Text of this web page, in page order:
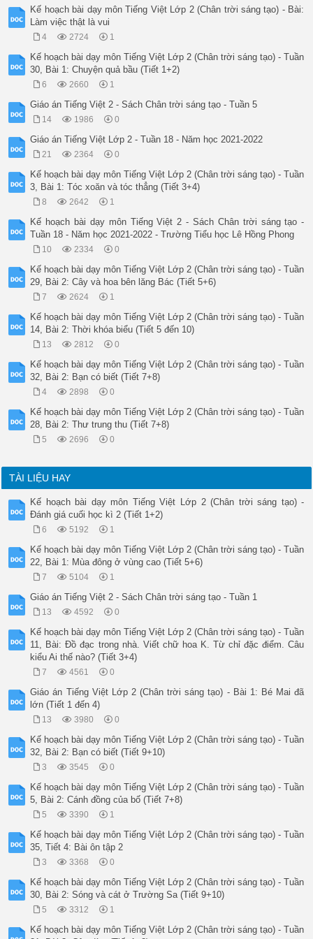
Kế hoạch bài dạy môn Tiếng Việt Lớp 2 (Chân trời sáng tạo) - Bài:
Làm việc thật là vui
4 2724 1
Kế hoạch bài dạy môn Tiếng Việt Lớp 2 (Chân trời sáng tạo) - Tuần
30, Bài 1: Chuyện quả bầu (Tiết 1+2)
6 2660 1
Giáo án Tiếng Việt 2 - Sách Chân trời sáng tạo - Tuần 5
14 1986 0
Giáo án Tiếng Việt Lớp 2 - Tuần 18 - Năm học 2021-2022
21 2364 0
Kế hoạch bài dạy môn Tiếng Việt Lớp 2 (Chân trời sáng tạo) - Tuần
3, Bài 1: Tóc xoăn và tóc thẳng (Tiết 3+4)
8 2642 1
Kế hoạch bài dạy môn Tiếng Việt 2 - Sách Chân trời sáng tạo -
Tuần 18 - Năm học 2021-2022 - Trường Tiểu học Lê Hồng Phong
10 2334 0
Kế hoạch bài dạy môn Tiếng Việt Lớp 2 (Chân trời sáng tạo) - Tuần
29, Bài 2: Cây và hoa bên lăng Bác (Tiết 5+6)
7 2624 1
Kế hoạch bài dạy môn Tiếng Việt Lớp 2 (Chân trời sáng tạo) - Tuần
14, Bài 2: Thời khóa biểu (Tiết 5 đến 10)
13 2812 0
Kế hoạch bài dạy môn Tiếng Việt Lớp 2 (Chân trời sáng tạo) - Tuần
32, Bài 2: Bạn có biết (Tiết 7+8)
4 2898 0
Kế hoạch bài dạy môn Tiếng Việt Lớp 2 (Chân trời sáng tạo) - Tuần
28, Bài 2: Thư trung thu (Tiết 7+8)
5 2696 0
TÀI LIỆU HAY
Kế hoạch bài dạy môn Tiếng Việt Lớp 2 (Chân trời sáng tạo) -
Đánh giá cuối học kì 2 (Tiết 1+2)
6 5192 1
Kế hoạch bài dạy môn Tiếng Việt Lớp 2 (Chân trời sáng tạo) - Tuần
22, Bài 1: Mùa đông ở vùng cao (Tiết 5+6)
7 5104 1
Giáo án Tiếng Việt 2 - Sách Chân trời sáng tạo - Tuần 1
13 4592 0
Kế hoạch bài dạy môn Tiếng Việt Lớp 2 (Chân trời sáng tạo) - Tuần
11, Bài: Đồ đạc trong nhà. Viết chữ hoa K. Từ chỉ đặc điểm. Câu
kiểu Ai thế nào? (Tiết 3+4)
7 4561 0
Giáo án Tiếng Việt Lớp 2 (Chân trời sáng tạo) - Bài 1: Bé Mai đã
lớn (Tiết 1 đến 4)
13 3980 0
Kế hoạch bài dạy môn Tiếng Việt Lớp 2 (Chân trời sáng tạo) - Tuần
32, Bài 2: Bạn có biết (Tiết 9+10)
3 3545 0
Kế hoạch bài dạy môn Tiếng Việt Lớp 2 (Chân trời sáng tạo) - Tuần
5, Bài 2: Cánh đồng của bố (Tiết 7+8)
5 3390 1
Kế hoạch bài dạy môn Tiếng Việt Lớp 2 (Chân trời sáng tạo) - Tuần
35, Tiết 4: Bài ôn tập 2
3 3368 0
Kế hoạch bài dạy môn Tiếng Việt Lớp 2 (Chân trời sáng tạo) - Tuần
30, Bài 2: Sóng và cát ở Trường Sa (Tiết 9+10)
5 3312 1
Kế hoạch bài dạy môn Tiếng Việt Lớp 2 (Chân trời sáng tạo) - Tuần